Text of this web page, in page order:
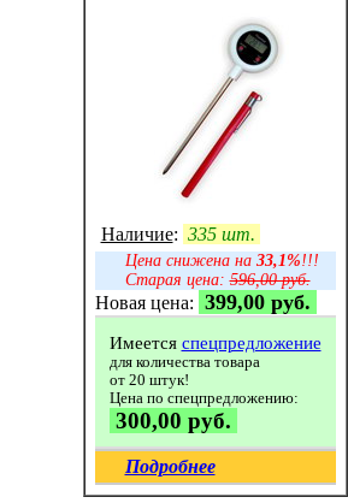
Наличие: 335 шт.
Цена снижена на 33,1%!!!
Старая цена:596,00 руб.
Новая цена: 399,00 руб.
Имеется спецпредложение
для количества товара
от 20 штук!
Цена по спецпредложению:
300,00 руб.
Подробнее